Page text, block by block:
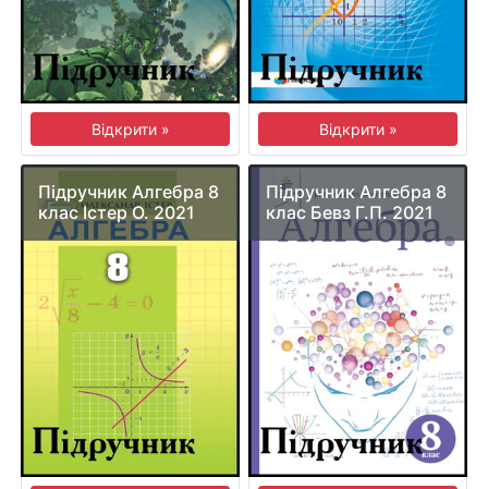
Відкрити » Відкрити »
Підручник Алгебра 8
клас Істер О. 2021
Підручник Алгебра 8
клас Бевз Г.П. 2021